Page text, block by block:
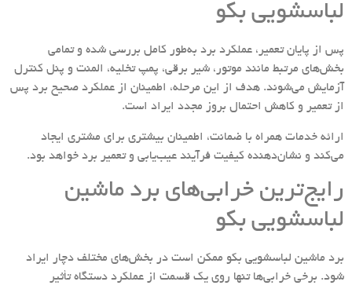
لباسشویی بکو
پس از پایان تعمیر، عملکرد برد به‌طور کامل بررسی شده و تمامی
بخش‌های مرتبط مانند موتور، شیر برقی، پمپ تخلیه، المنت و پنل کنترل
آزمایش می‌شوند. هدف از این مرحله، اطمینان از عملکرد صحیح برد پس
از تعمیر و کاهش احتمال بروز مجدد ایراد است.
ارائه خدمات همراه با ضمانت، اطمینان بیشتری برای مشتری ایجاد
می‌کند و نشان‌دهنده کیفیت فرآیند عیب‌یابی و تعمیر برد خواهد بود.
رایج‌ترین خرابی‌های برد ماشین
لباسشویی بکو
برد ماشین لباسشویی بکو ممکن است در بخش‌های مختلف دچار ایراد
شود. برخی خرابی‌ها تنها روی یک قسمت از عملکرد دستگاه تأثیر